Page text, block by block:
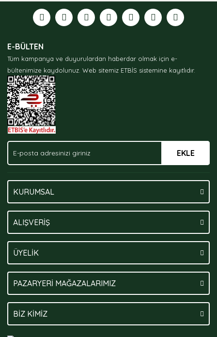
E-BÜLTEN
Tüm kampanya ve duyurulardan haberdar olmak için e-
bültenimize kaydolunuz. Web sitemiz ETBİS sistemine kayıtlıdır.
EKLE
KURUMSAL
ALIŞVERİŞ
ÜYELİK
PAZARYERİ MAĞAZALARIMIZ
BİZ KİMİZ